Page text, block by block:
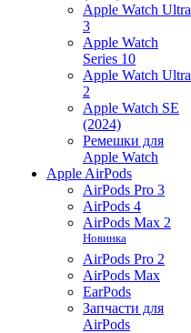
Apple Watch Ultra
3
Apple Watch
Series 10
Apple Watch Ultra
2
Apple Watch SE
(2024)
Ремешки для
Apple Watch
Apple AirPods
AirPods Pro 3
AirPods 4
AirPods Max 2
Новинка
AirPods Pro 2
AirPods Max
EarPods
Запчасти для
AirPods